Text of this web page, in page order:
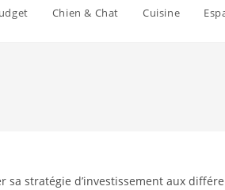
Chien & Chat Cuisine
sa stratégie d’investissement aux